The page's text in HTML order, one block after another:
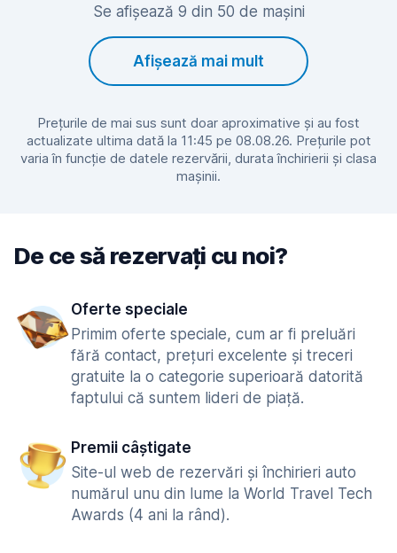
Se afișează 9 din 50 de mașini
Afișează mai mult
Prețurile de mai sus sunt doar aproximative și au fost
actualizate ultima dată la 11:45 pe 08.08.26. Prețurile pot
varia în funcție de datele rezervării, durata închirierii și clasa
mașinii.
De ce să rezervați cu noi?
Oferte speciale
Primim oferte speciale, cum ar fi preluări
fără contact, prețuri excelente și treceri
gratuite la o categorie superioară datorită
faptului că suntem lideri de piață.
Premii câștigate
Site-ul web de rezervări și închirieri auto
numărul unu din lume la World Travel Tech
Awards (4 ani la rând).